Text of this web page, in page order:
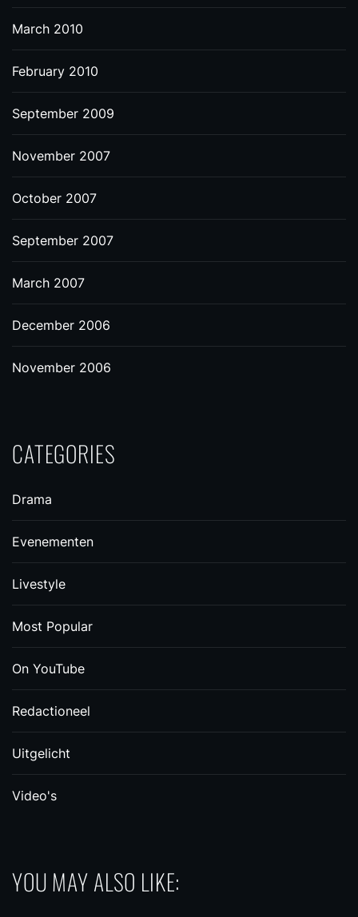
March 2010
February 2010
September 2009
November 2007
October 2007
September 2007
March 2007
December 2006
November 2006
CATEGORIES
Drama
Evenementen
Livestyle
Most Popular
On YouTube
Redactioneel
Uitgelicht
Video's
YOU MAY ALSO LIKE: